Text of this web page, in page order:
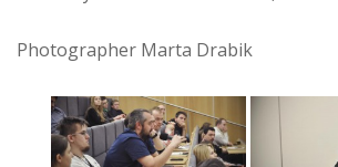
Photographer Marta Drabik